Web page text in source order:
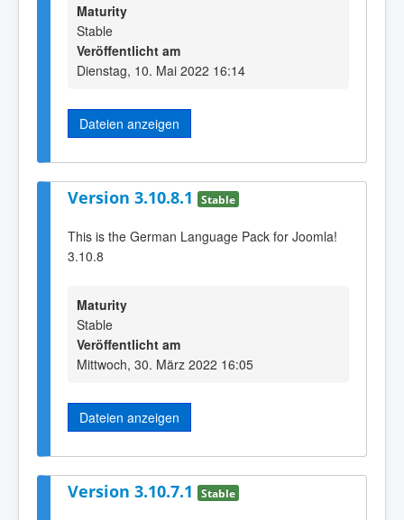
Maturity
Stable
Veröffentlicht am
Dienstag, 10. Mai 2022 16:14
Dateien anzeigen
Version 3.10.8.1 Stable
This is the German Language Pack for Joomla!
3.10.8
Maturity
Stable
Veröffentlicht am
Mittwoch, 30. März 2022 16:05
Dateien anzeigen
Version 3.10.7.1 Stable